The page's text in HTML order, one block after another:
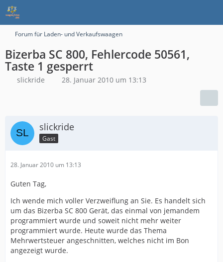
Forum für Laden- und Verkaufswaagen
Bizerba SC 800, Fehlercode 50561,
Taste 1 gesperrt
slickride 28. Januar 2010 um 13:13
slickride
Gast
28. Januar 2010 um 13:13
Guten Tag,
Ich wende mich voller Verzweiflung an Sie. Es handelt sich
um das Bizerba SC 800 Gerät, das einmal von jemandem
programmiert wurde und soweit nicht mehr weiter
programmiert wurde. Heute wurde das Thema
Mehrwertsteuer angeschnitten, welches nicht im Bon
angezeigt wurde.